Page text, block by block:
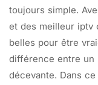
toujours simple.
et des meilleur iptv
belles pour être
différence entre un
décevante. Dans